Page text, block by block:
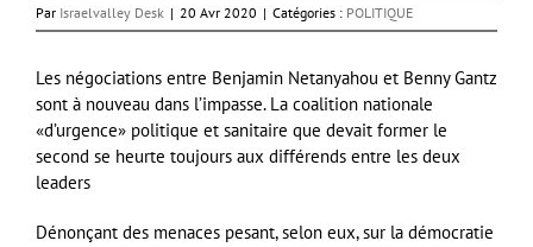
Par Israelvalley Desk | 20 Avr 2020 | Catégories : POLITIQUE
Les négociations entre Benjamin Netanyahou et Benny Gantz
sont à nouveau dans l’impasse. La coalition nationale
«d’urgence» politique et sanitaire que devait former le
second se heurte toujours aux différends entre les deux
leaders
Dénonçant des menaces pesant, selon eux, sur la démocratie